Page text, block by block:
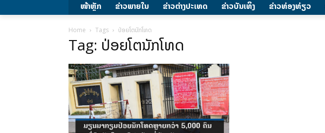
ໜ້າຫຼັກ ຂ່າວພາຍ​ໃນ ຂ່າວຕ່າງປະເທດ ​ຂ່າວບັນເທິງ ​ຂ່າວທ່ອງທ່ຽວ
Home Tags ປ່ອຍໂຕນັກໂທດ
Tag: ປ່ອຍໂຕນັກໂທດ